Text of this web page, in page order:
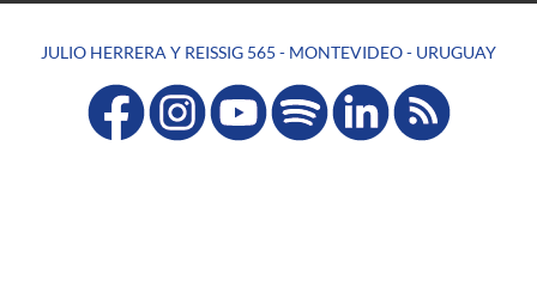
JULIO HERRERA Y REISSIG 565 - MONTEVIDEO - URUGUAY